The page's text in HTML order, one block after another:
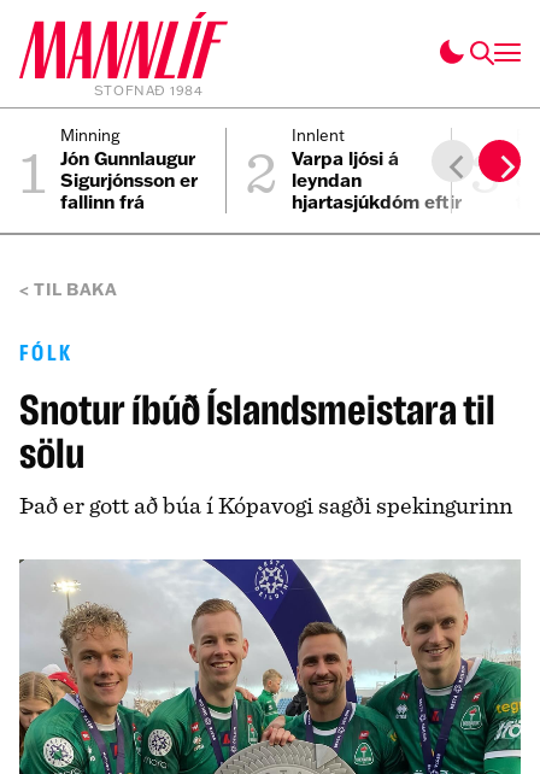
STOFNAÐ 1984
1 Minning
Jón Gunnlaugur
Sigurjónsson er
fallinn frá
2 Innlent
Varpa ljósi á
leyndan
hjartasjúkdóm eftir 3
TIL BAKA
FÓLK
Snotur íbúð Íslandsmeistara til
sölu
Það er gott að búa í Kópavogi sagði spekingurinn